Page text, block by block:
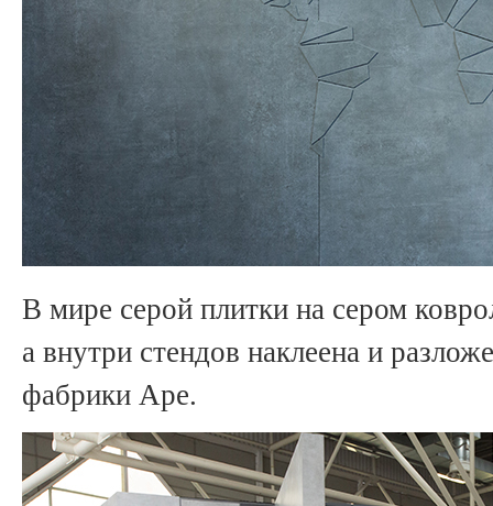
В мире серой плитки на сером
а внутри стендов наклеена и
фабрики Ape.